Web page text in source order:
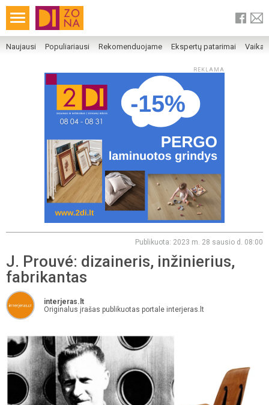
Naujausi Populiariausi Rekomenduojame Ekspertų patarimai
REKLAMA
Publikuota: 2023 m. 28 sausio d. 08:00
J. Prouvé: dizaineris, inžinierius,
fabrikantas
interjeras.lt
Originalus įrašas publikuotas portale interjeras.lt